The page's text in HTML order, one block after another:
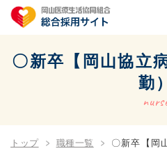
〇新卒【岡山協立
勤）
トップ 職種一覧 〇新卒【岡